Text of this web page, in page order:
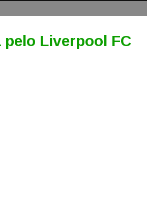
Liverpool FC